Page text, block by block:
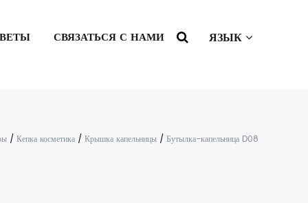
ЯЗЫК
СВЯЗАТЬСЯ С НАМИ
/ Кепка косметика / Крышка капельницы / Бутылка-капельница D08